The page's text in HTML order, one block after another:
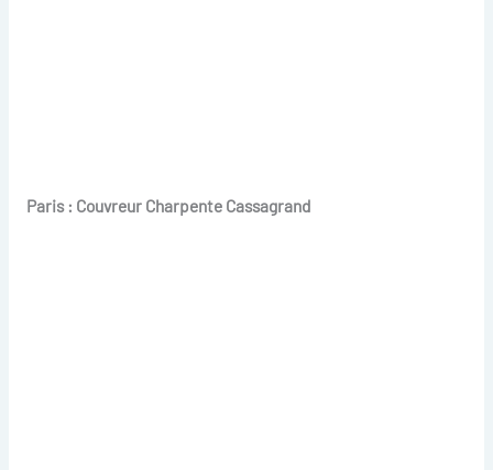
Paris : Couvreur Charpente Cassagrand